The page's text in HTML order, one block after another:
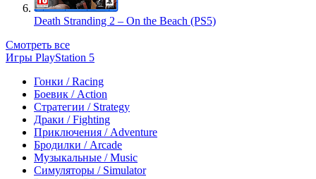
Death Stranding 2 – On the Beach (PS5)
Смотреть все
Игры PlayStation 5
Гонки / Racing
Боевик / Action
Стратегии / Strategy
Драки / Fighting
Приключения / Adventure
Бродилки / Arcade
Музыкальные / Music
Симуляторы / Simulator